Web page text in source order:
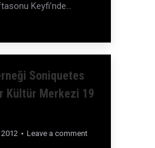
Keyfi’nde…
Soniquetes
Kültür Merkezi 19
Leave a comment